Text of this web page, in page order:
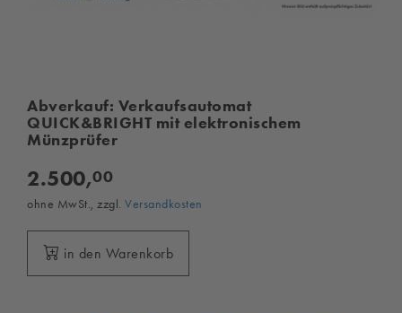
Abverkauf: Verkaufsautomat
QUICK&BRIGHT mit elektronischem
Münzprüfer
2.500,00
ohne MwSt., zzgl. Versandkosten
in den Warenkorb